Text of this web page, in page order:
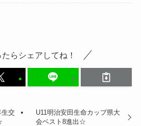
たらシェアしてね！
交
U11明治安田生命カップ県大
会ベスト8進出☆